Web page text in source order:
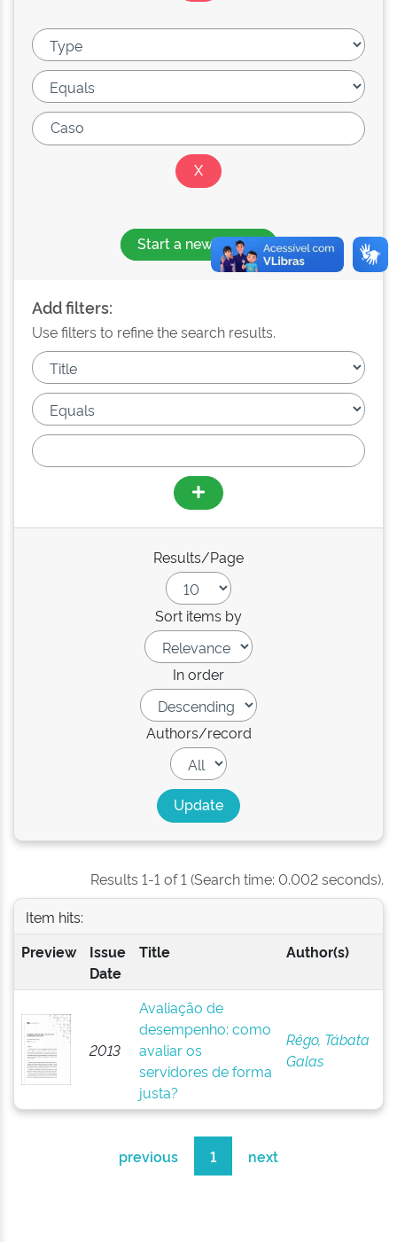
Start a new search
Add filters:
Use filters to refine the search results.
Results/Page
Sort items by
In order
Authors/record
Results 1-1 of 1 (Search time: 0.002 seconds).
Item hits:
Preview
Issue
Date
Title Author(s)
2013
Avaliação de
desempenho: como
avaliar os
servidores de forma
justa?
Rêgo, Tábata
Galas
previous 1 next